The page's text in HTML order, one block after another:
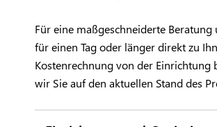
Für eine maßgeschneiderte
für einen Tag oder länger direkt zu
Kostenrechnung von der Einrichtung
wir Sie auf den aktuellen Stand des